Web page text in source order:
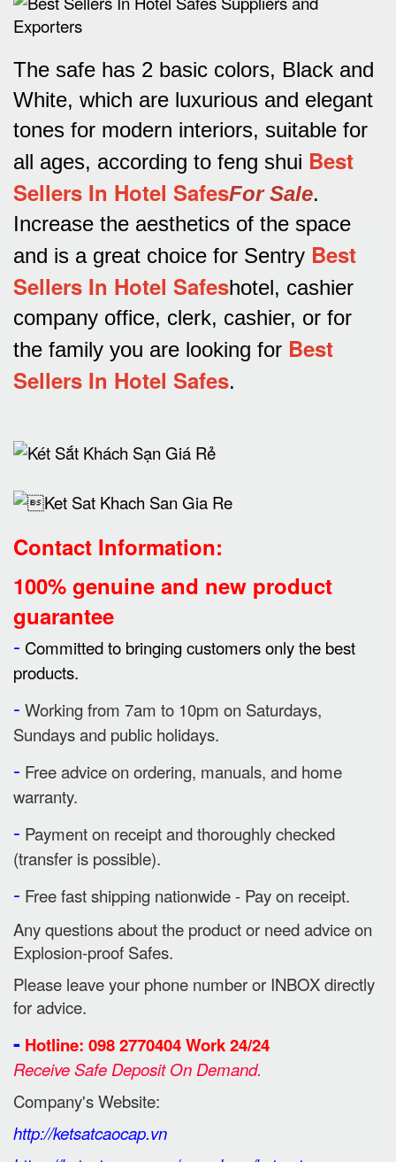
The safe has 2 basic colors, Black and
White, which are luxurious and elegant
tones for modern interiors, suitable for
all ages, according to feng shui Best
Sellers In Hotel SafesFor Sale.
Increase the aesthetics of the space
and is a great choice for Sentry Best
Sellers In Hotel Safeshotel, cashier
company office, clerk, cashier, or for
the family you are looking for Best
Sellers In Hotel Safes.
Contact Information:
100% genuine and new product
guarantee
- Committed to bringing customers only the best
products.
- Working from 7am to 10pm on Saturdays,
Sundays and public holidays.
- Free advice on ordering, manuals, and home
warranty.
- Payment on receipt and thoroughly checked
(transfer is possible).
- Free fast shipping nationwide - Pay on receipt.
Any questions about the product or need advice on
Explosion-proof Safes.
Please leave your phone number or INBOX directly
for advice.
- Hotline: 098 2770404 Work 24/24
Receive Safe Deposit On Demand.
Company's Website:
http://ketsatcaocap.vn